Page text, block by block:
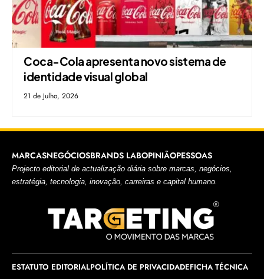
Coca-Cola apresenta novo sistema de
identidade visual global
21 de Julho, 2026
MARCASNEGÓCIOSBRANDS LABOPINIÃOPESSOAS
Projecto editorial de actualização diária sobre marcas, negócios,
estratégia, tecnologia, inovação, carreiras e capital humano.
ESTATUTO EDITORIALPOLÍTICA DE PRIVACIDADEFICHA TÉCNICA